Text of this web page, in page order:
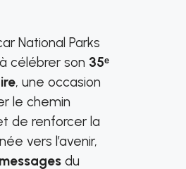
National Parks
célébrer son 35ᵉ
, une occasion
le chemin
de renforcer la
vers l’avenir,
messages du